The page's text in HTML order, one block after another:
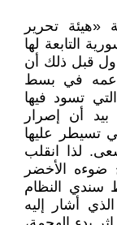
«هيئة تحرير
التابعة لها
قبل ذلك أن
دعمه في بسط
تسود فيها
أن إصرار
تسيطر عليها
لذا انقلب
ضوءه الأخضر
سندي النظام
أشار إليه